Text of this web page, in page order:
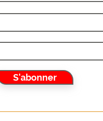
S'abonner